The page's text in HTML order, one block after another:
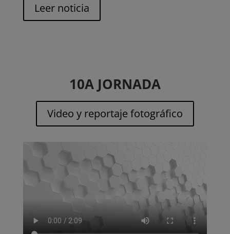
Leer noticia
10A JORNADA
Video y reportaje fotográfico